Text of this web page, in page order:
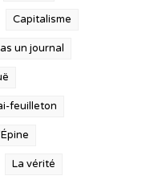
Capitalisme
un journal
feuilleton
La vérité